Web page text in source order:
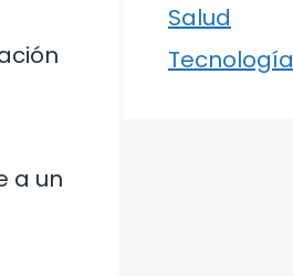
a un
Salud
Tecnología